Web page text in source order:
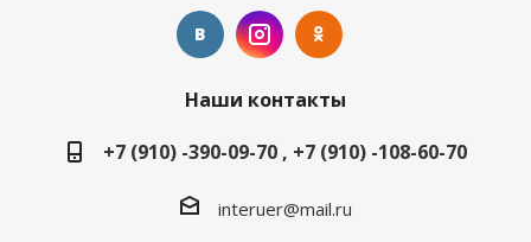
Наши контакты
+7 (910) -390-09-70 , +7 (910) -108-60-70
interuer@mail.ru